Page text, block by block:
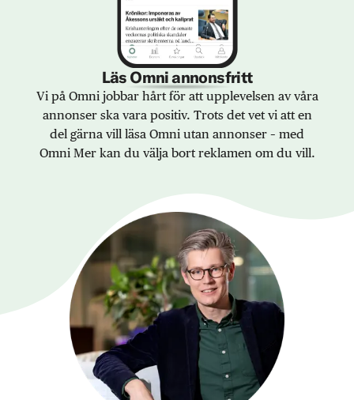
Läs Omni annonsfritt
Vi på Omni jobbar hårt för att upplevelsen av våra
annonser ska vara positiv. Trots det vet vi att en
del gärna vill läsa Omni utan annonser – med
Omni Mer kan du välja bort reklamen om du vill.